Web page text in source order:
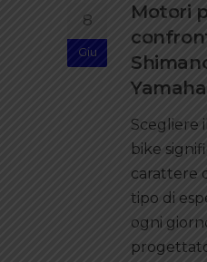
8
Giu
Motori
Yamaha
Scegliere
bike
carattere
tipo di
ogni